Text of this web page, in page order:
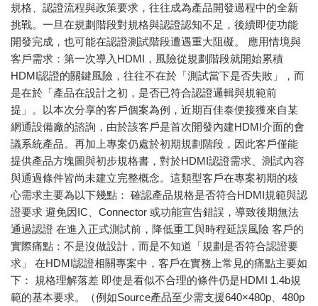
規格、認證流程與政策要求，往往成為產品開發過程中的全新
挑戰。一旦在規劃階段對規格與認證認知不足，後續即使功能
開發完成，也可能在認證測試階段遭遇重大阻礙。 應用情境與
客戶需求：第一次導入HDMI，風險從規劃階段就開始累積
HDMI認證的關鍵風險，往往不在於「測試當下是否失敗」，而
是在於「產品在設計之初，是否已符合認證邏輯與規範前
提」。以本次分享的客戶個案為例，近期百佳泰便接獲來自某
網通設備廠的諮詢，由於該客戶是首次開發內建HDMI介面的會
議系統產品。再加上專案仍處於初期規劃階段，因此客戶僅能
提供產品方塊圖與初步規格書，對於HDMI認證需求、測試內容
與通過條件皆尚未建立完整概念。這類型客戶在專案初期的核
心需求主要為以下幾點： 確認產品規格是否符合HDMI規範與認
證要求 避免因IC、Connector 或功能宣告錯誤，導致後期無法
通過認證 在進入正式測試前，降低重工與時程延誤風險 客戶的
實際痛點：不是沒做設計，而是不知道「規劃是否符合認證要
求」 在HDMI認證相關專案中，客戶在實務上常見的痛點主要如
下： 規格理解落差 即使是看似不合理的條件仍是HDMI 1.4b規
範的基本要求。（例如Source產品至少需支援640×480p、480p